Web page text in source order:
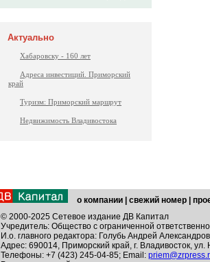
Актуально
Хабаровску - 160 лет
Адреса инвестиций. Приморский
край
Туризм: Приморский маршрут
Недвижимость Владивостока
о компании свежий номер
© 2000-2025 Сетевое издание ДВ Капитал
Учредитель: Общество с ограниченной
И.о. главного редактора: Голубь Андрей
Адрес: 690014, Приморский край, г. Владивосток,
Телефоны: +7 (423) 245-04-85; Email: